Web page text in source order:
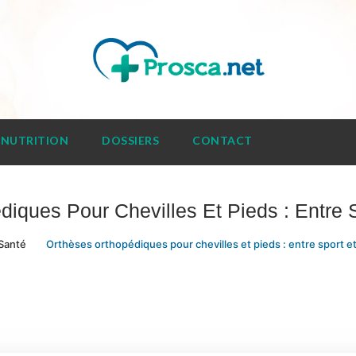
NUTRITION DOSSIERS CONTACT
Pour Chevilles Et Pieds : Entre
Orthèses orthopédiques pour chevilles et pieds : entre sport